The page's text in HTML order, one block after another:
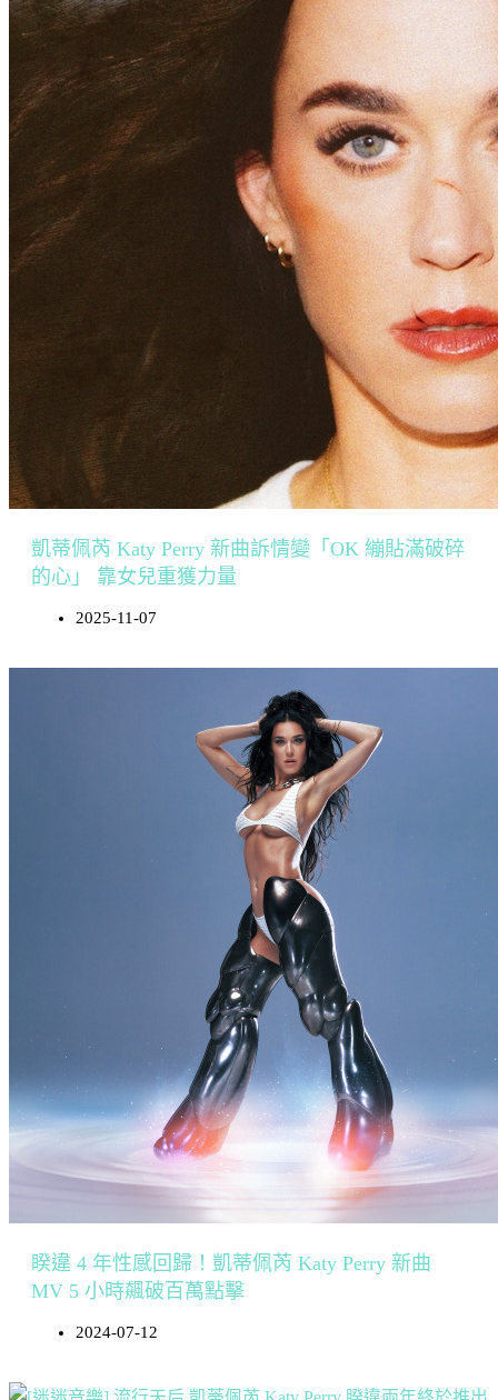
凱蒂佩芮 Katy Perry 新曲訴情變「OK 繃貼滿破碎
的心」 靠女兒重獲力量
2025-11-07
睽違 4 年性感回歸！凱蒂佩芮 Katy Perry 新曲
MV 5 小時飆破百萬點擊
2024-07-12